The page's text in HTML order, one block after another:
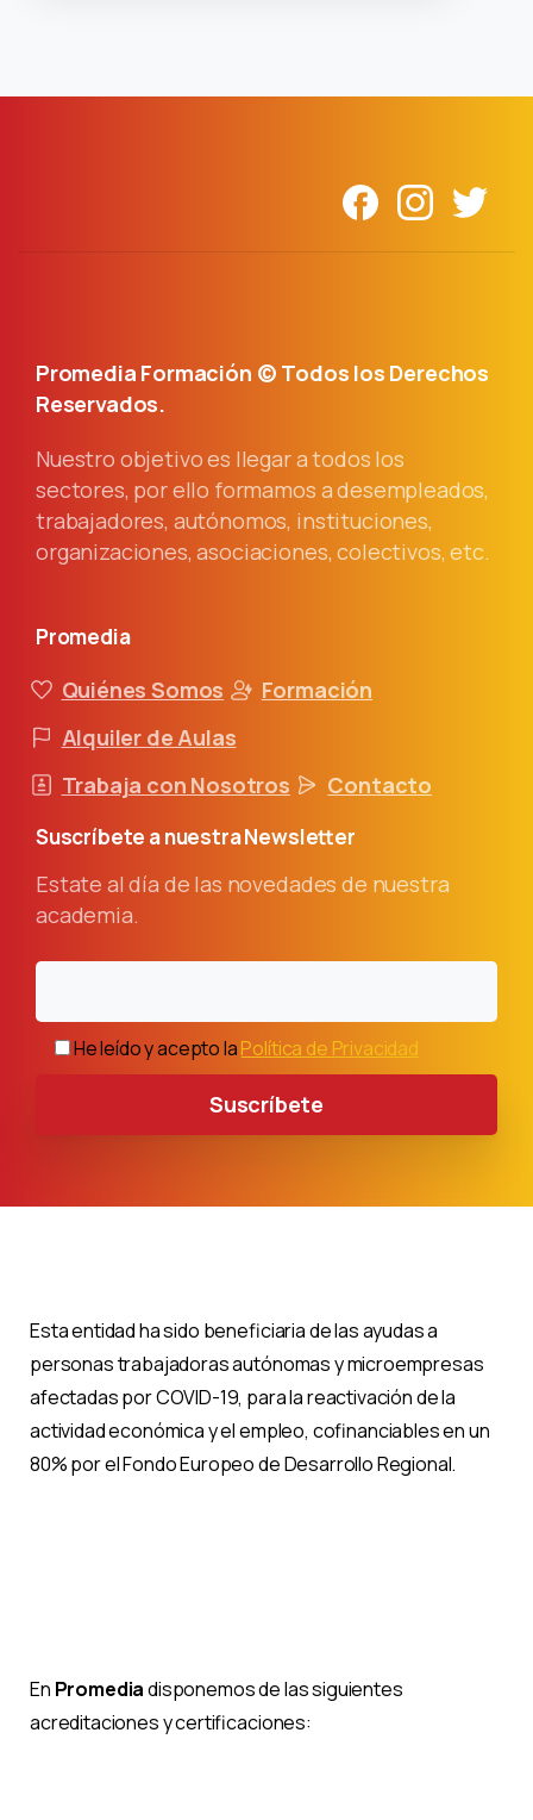
Promedia Formación © Todos los Derechos
Reservados.
Nuestro objetivo es llegar a todos los
sectores, por ello formamos a desempleados,
trabajadores, autónomos, instituciones,
organizaciones, asociaciones, colectivos, etc.
Promedia
Quiénes Somos
Formación
Alquiler de Aulas
Trabaja con Nosotros
Contacto
Suscríbete anuestraNewsletter
Estate al día de las novedades de nuestra
academia.
He leído y acepto laPolítica de Privacidad
Esta entidad ha sido beneficiaria de las ayudas a
personas trabajadoras autónomas y microempresas
afectadas por COVID-19, para la reactivación de la
actividad económica y el empleo, cofinanciables en un
80% por el Fondo Europeo de Desarrollo Regional.
En Promediadisponemos de las siguientes
acreditaciones y certificaciones: